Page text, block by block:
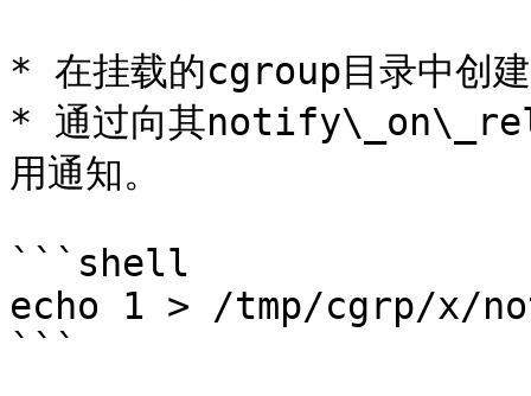
* 在挂载的cgroup目录中创
* 通过向其
用通知。
```shell
echo 1 > /tmp/cgrp/x/
```